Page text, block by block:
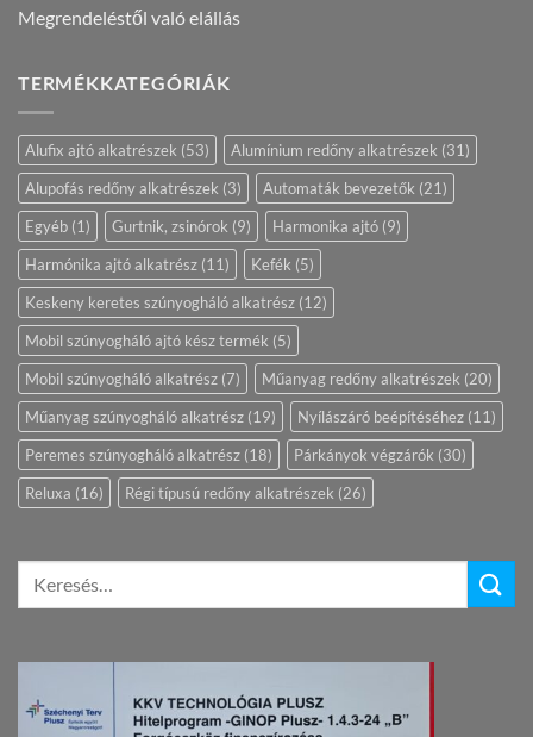
Megrendeléstől való elállás
TERMÉKKATEGÓRIÁK
Alufix ajtó alkatrészek (53) Alumínium redőny alkatrészek (31)
Alupofás redőny alkatrészek (3) Automaták bevezetők (21)
Egyéb (1) Gurtnik, zsinórok (9) Harmonika ajtó (9)
Harmónika ajtó alkatrész (11) Kefék (5)
Keskeny keretes szúnyogháló alkatrész (12)
Mobil szúnyogháló ajtó kész termék (5)
Mobil szúnyogháló alkatrész (7) Műanyag redőny alkatrészek (20)
Műanyag szúnyogháló alkatrész (19) Nyílászáró beépítéséhez (11)
Peremes szúnyogháló alkatrész (18) Párkányok végzárók (30)
Reluxa (16) Régi típusú redőny alkatrészek (26)